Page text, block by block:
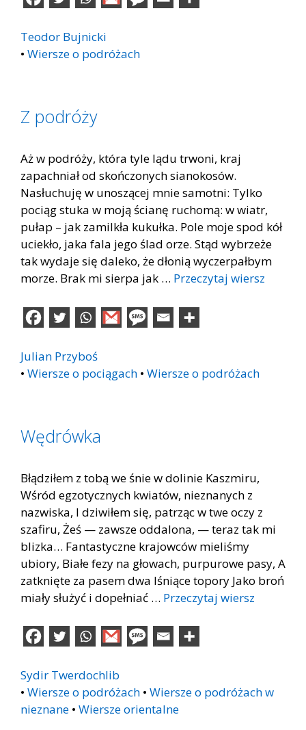
Teodor Bujnicki
• Wiersze o podróżach
Z podróży
Aż w podróży, która tyle lądu trwoni, kraj
zapachniał od skończonych sianokosów.
Nasłuchuję w unoszącej mnie samotni: Tylko
pociąg stuka w moją ścianę ruchomą: w wiatr,
pułap – jak zamilkła kukułka. Pole moje spod kół
uciekło, jaka fala jego ślad orze. Stąd wybrzeże
tak wydaje się daleko, że dłonią wyczerpałbym
morze. Brak mi sierpa jak … Przeczytaj wiersz
Julian Przyboś
• Wiersze o pociągach • Wiersze o podróżach
Wędrówka
Błądziłem z tobą we śnie w dolinie Kaszmiru,
Wśród egzotycznych kwiatów, nieznanych z
nazwiska, I dziwiłem się, patrząc w twe oczy z
szafiru, Żeś — zawsze oddalona, — teraz tak mi
blizka… Fantastyczne krajowców mieliśmy
ubiory, Białe fezy na głowach, purpurowe pasy, A
zatknięte za pasem dwa lśniące topory Jako broń
miały służyć i dopełniać … Przeczytaj wiersz
Sydir Twerdochlib
• Wiersze o podróżach • Wiersze o podróżach w
nieznane • Wiersze orientalne